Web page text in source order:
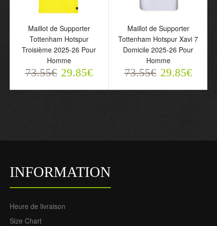
Maillot de Supporter
Tottenham Hotspur
Troisième 2025-26 Pour
Homme
73.55€ 29.85€
Maillot de Supporter
Tottenham Hotspur Xavi 7
Domicile 2025-26 Pour
Homme
73.55€ 29.85€
INFORMATION
Heure de livraison
Size Chart